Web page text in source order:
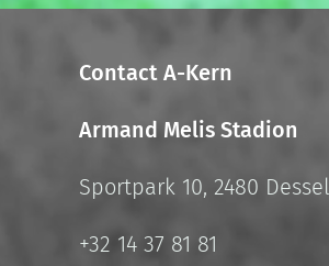
Contact A-Kern
Armand Melis Stadion
Sportpark 10, 2480 Dessel
+32 14 37 81 81